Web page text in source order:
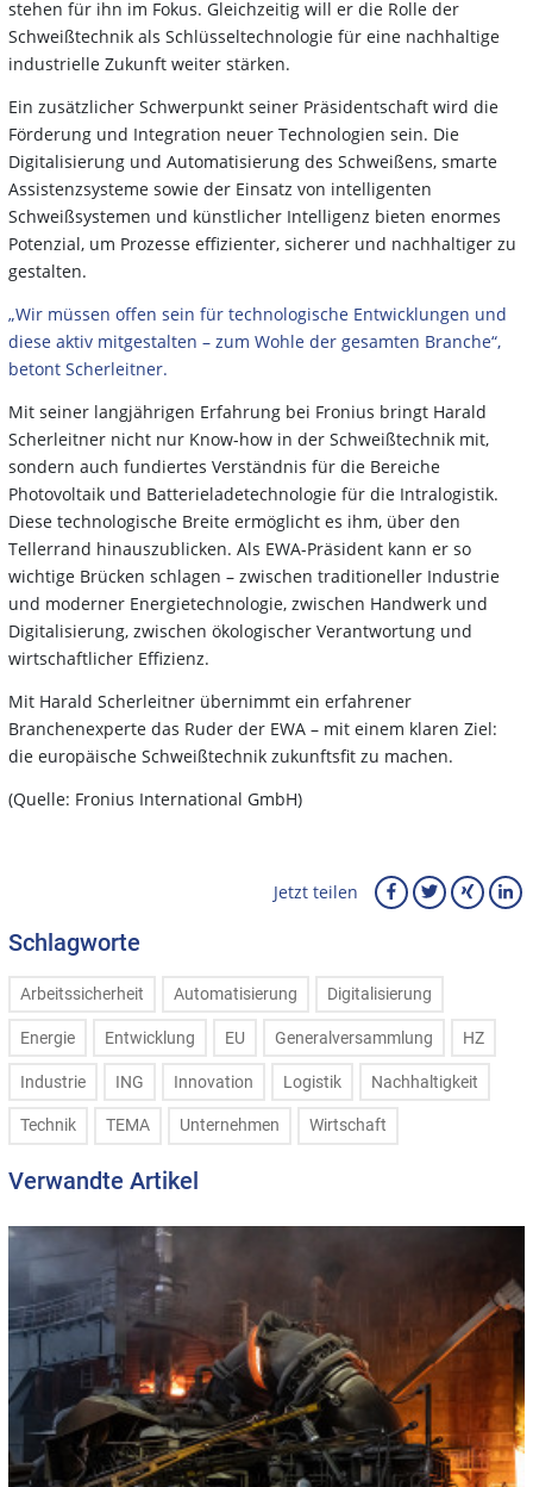
stehen für ihn im Fokus. Gleichzeitig will er die Rolle der
Schweißtechnik als Schlüsseltechnologie für eine nachhaltige
industrielle Zukunft weiter stärken.
Ein zusätzlicher Schwerpunkt seiner Präsidentschaft wird die
Förderung und Integration neuer Technologien sein. Die
Digitalisierung und Automatisierung des Schweißens, smarte
Assistenzsysteme sowie der Einsatz von intelligenten
Schweißsystemen und künstlicher Intelligenz bieten enormes
Potenzial, um Prozesse effizienter, sicherer und nachhaltiger zu
gestalten.
„Wir müssen offen sein für technologische Entwicklungen und
diese aktiv mitgestalten – zum Wohle der gesamten Branche“,
betont Scherleitner.
Mit seiner langjährigen Erfahrung bei Fronius bringt Harald
Scherleitner nicht nur Know-how in der Schweißtechnik mit,
sondern auch fundiertes Verständnis für die Bereiche
Photovoltaik und Batterieladetechnologie für die Intralogistik.
Diese technologische Breite ermöglicht es ihm, über den
Tellerrand hinauszublicken. Als EWA-Präsident kann er so
wichtige Brücken schlagen – zwischen traditioneller Industrie
und moderner Energietechnologie, zwischen Handwerk und
Digitalisierung, zwischen ökologischer Verantwortung und
wirtschaftlicher Effizienz.
Mit Harald Scherleitner übernimmt ein erfahrener
Branchenexperte das Ruder der EWA – mit einem klaren Ziel:
die europäische Schweißtechnik zukunftsfit zu machen.
(Quelle: Fronius International GmbH)
Jetzt teilen
Schlagworte
Arbeitssicherheit Automatisierung Digitalisierung
Energie Entwicklung EU Generalversammlung HZ
Industrie ING Innovation Logistik Nachhaltigkeit
Technik TEMA Unternehmen Wirtschaft
Verwandte Artikel